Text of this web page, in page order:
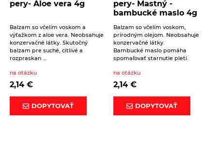
Beriem na vedomiespracovanie osobných údajov.
ODOSLAŤ
pery- Aloe vera 4g
Balzam so včelím voskom a
výťažkom z aloe vera. Neobsahuje
konzervačné látky. Skutočný
balzam pre suché, citlivé a
rozpraskan ...
na otázku
2,14 €
DOPYTOVAŤ
pery- Mastný -
bambucké maslo 4g
Balzam so včelím voskom,
prírodným olejom. Neobsahuje
konzervačné látky.
Bambucké maslo pomáha
spomaľovať starnutie pleti.
na otázku
2,14 €
DOPYTOVAŤ